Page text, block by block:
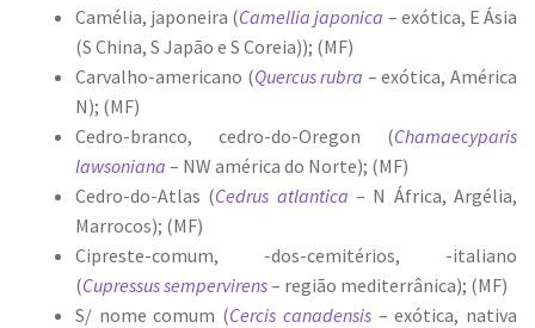
Camélia, japoneira (Camellia japonica – exótica, E Ásia
(S China, S Japão e S Coreia)); (MF)
Carvalho-americano (Quercus rubra – exótica, América
N); (MF)
Cedro-branco, cedro-do-Oregon (Chamaecyparis
lawsoniana – NW américa do Norte); (MF)
Cedro-do-Atlas (Cedrus atlantica – N África, Argélia,
Marrocos); (MF)
Cipreste-comum, -dos-cemitérios, -italiano
(Cupressus sempervirens– região mediterrânica); (MF)
S/ nome comum (Cercis canadensis– exótica, nativa